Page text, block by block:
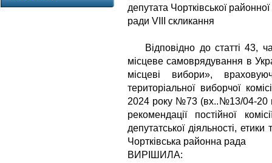
депутата Чортківської районної
ради VIII скликання
Відповідно до статті 43,
місцеве самоврядування в
місцеві вибори»,
територіальної виборчої
2024 року №73 (вх..№13/04-20
рекомендації постійної
депутатської діяльності,
Чортківська районна рада
ВИРІШИЛА: